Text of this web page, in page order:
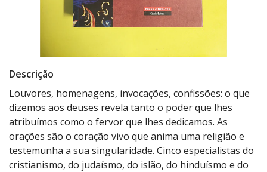
Descrição
Louvores, homenagens, invocações, confissões: o que
dizemos aos deuses revela tanto o poder que lhes
atribuímos como o fervor que lhes dedicamos. As
orações são o coração vivo que anima uma religião e
testemunha a sua singularidade. Cinco especialistas do
cristianismo, do judaísmo, do islão, do hinduísmo e do